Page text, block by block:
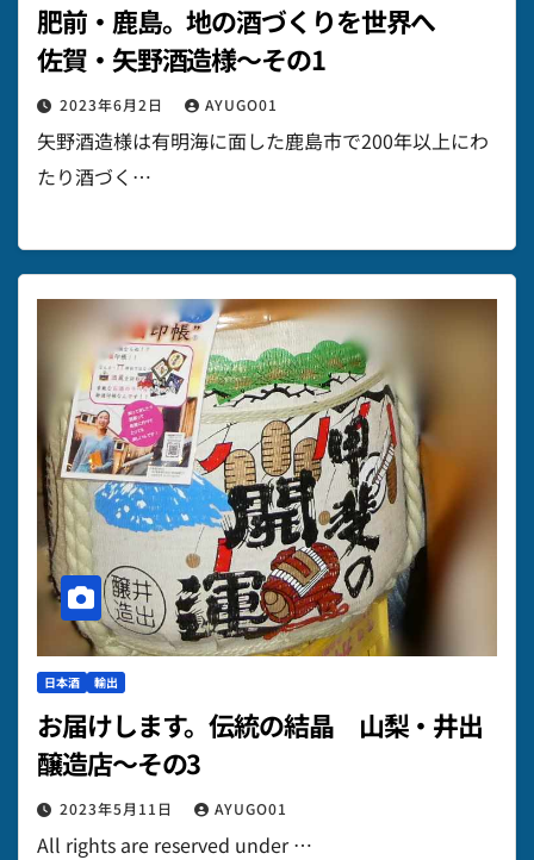
肥前・鹿島。地の酒づくりを世界へ
佐賀・矢野酒造様～その1
2023年6月2日 AYUGO01
矢野酒造様は有明海に面した鹿島市で200年以上にわ
たり酒づく…
日本酒 輸出
お届けします。伝統の結晶 山梨・井出
醸造店～その3
2023年5月11日 AYUGO01
All rights are reserved under …